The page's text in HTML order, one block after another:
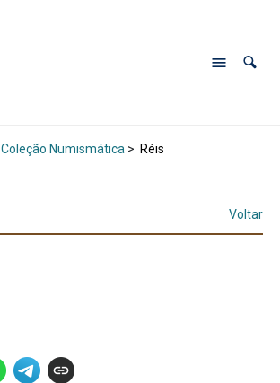
Coleção Numismática > Réis
Voltar